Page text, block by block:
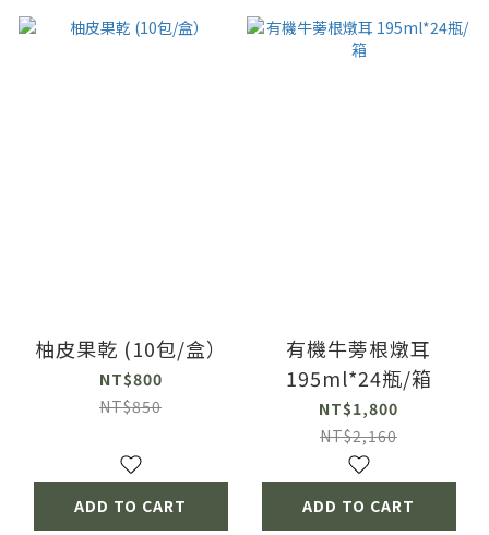
柚皮果乾 (10包/盒）
NT$800
NT$850
ADD TO CART
有機牛蒡根燉耳
195ml*24瓶/箱
NT$1,800
NT$2,160
ADD TO CART